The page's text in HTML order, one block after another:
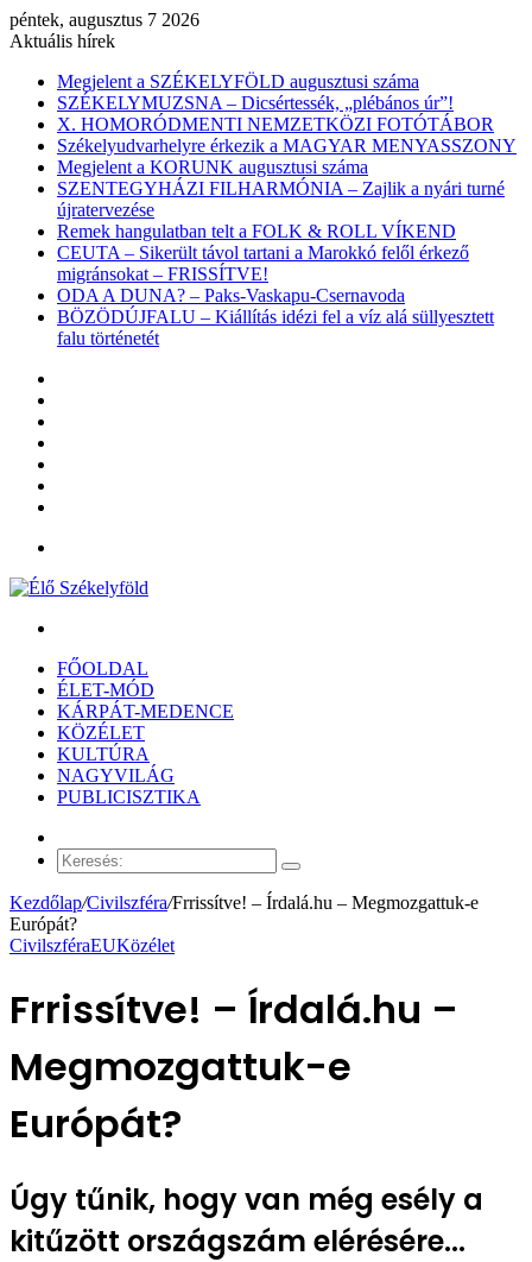
péntek, augusztus 7 2026
Aktuális hírek
Megjelent a SZÉKELYFÖLD augusztusi száma
SZÉKELYMUZSNA – Dicsértessék, „plébános úr”!
X. HOMORÓDMENTI NEMZETKÖZI FOTÓTÁBOR
Székelyudvarhelyre érkezik a MAGYAR MENYASSZONY
Megjelent a KORUNK augusztusi száma
SZENTEGYHÁZI FILHARMÓNIA – Zajlik a nyári turné
újratervezése
Remek hangulatban telt a FOLK & ROLL VÍKEND
CEUTA – Sikerült távol tartani a Marokkó felől érkező
migránsokat – FRISSÍTVE!
ODA A DUNA? – Paks-Vaskapu-Csernavoda
BÖZÖDÚJFALU – Kiállítás idézi fel a víz alá süllyesztett
falu történetét
FŐOLDAL
ÉLET-MÓD
KÁRPÁT-MEDENCE
KÖZÉLET
KULTÚRA
NAGYVILÁG
PUBLICISZTIKA
cikk
Keresés:
Kezdőlap/Civilszféra/Frrissítve! – Írdalá.hu – Megmozgattuk-e
Európát?
CivilszféraEUKözélet
Frrissítve! – Írdalá.hu –
Megmozgattuk-e
Európát?
Úgy tűnik, hogy van még esély a
kitűzött országszám elérésére...